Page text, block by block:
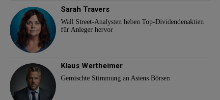
Sarah Travers
Wall Street-Analysten heben Top-Dividendenaktien
für Anleger hervor
Klaus Wertheimer
Gemischte Stimmung an Asiens Börsen